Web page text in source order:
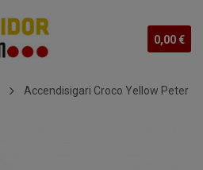
0,00 €
Accendisigari Croco Yellow Peter